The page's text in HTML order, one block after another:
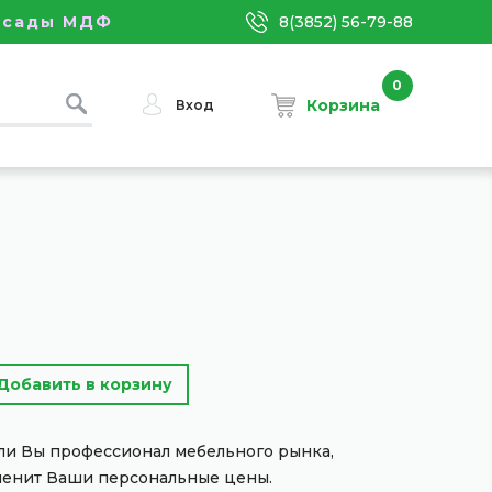
МДФ 8(3852) 56-79-88
Вход Корзина
0
Вы профессионал мебельного рынка,
Ваши персональные цены.